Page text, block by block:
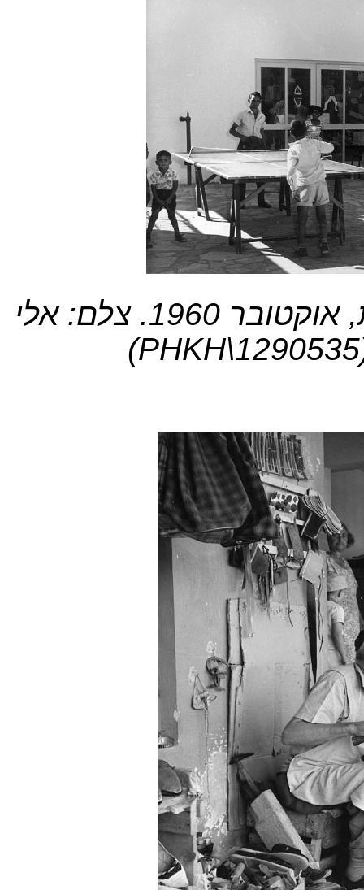
מועדון הנוער "בית אורן" בשדרות, אוקטובר 1960. צלם: אלי
PHKH\1290535
)